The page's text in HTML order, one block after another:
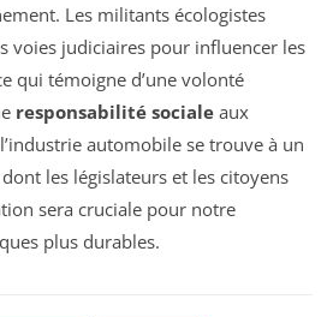
Les militants écologistes
voies judiciaires pour influencer les
qui témoigne d’une volonté
responsabilité sociale aux
automobile se trouve à un
les législateurs et les citoyens
sera cruciale pour notre
plus durables.